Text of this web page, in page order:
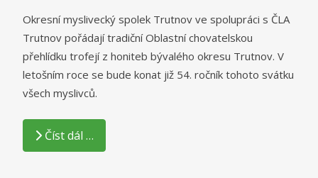
Okresní myslivecký spolek Trutnov ve spolupráci s ČLA
Trutnov pořádají tradiční Oblastní chovatelskou
přehlídku trofejí z honiteb bývalého okresu Trutnov. V
letošním roce se bude konat již 54. ročník tohoto svátku
všech myslivců.
Číst dál …